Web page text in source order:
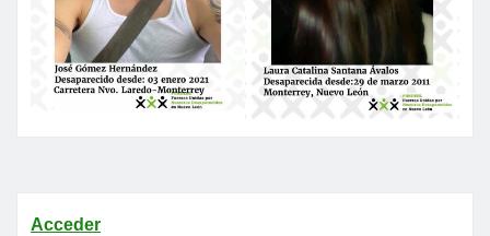
Acceder